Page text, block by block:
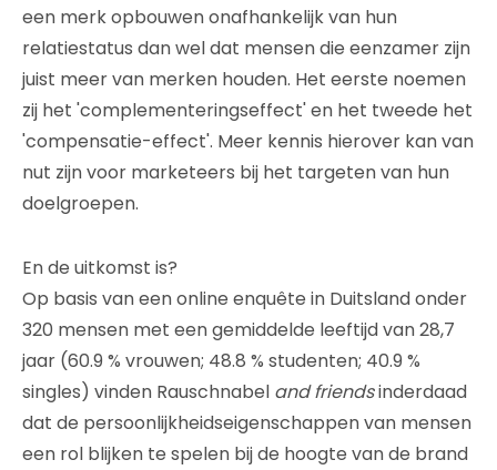
een merk opbouwen onafhankelijk van hun
relatiestatus dan wel dat mensen die eenzamer zijn
juist meer van merken houden. Het eerste noemen
zij het 'complementeringseffect' en het tweede het
'compensatie-effect'. Meer kennis hierover kan van
nut zijn voor marketeers bij het targeten van hun
doelgroepen.
En de uitkomst is?
Op basis van een online enquête in Duitsland onder
320 mensen met een gemiddelde leeftijd van 28,7
jaar (60.9 % vrouwen; 48.8 % studenten; 40.9 %
singles) vinden Rauschnabel and friendsinderdaad
dat de persoonlijkheidseigenschappen van mensen
een rol blijken te spelen bij de hoogte van de brand